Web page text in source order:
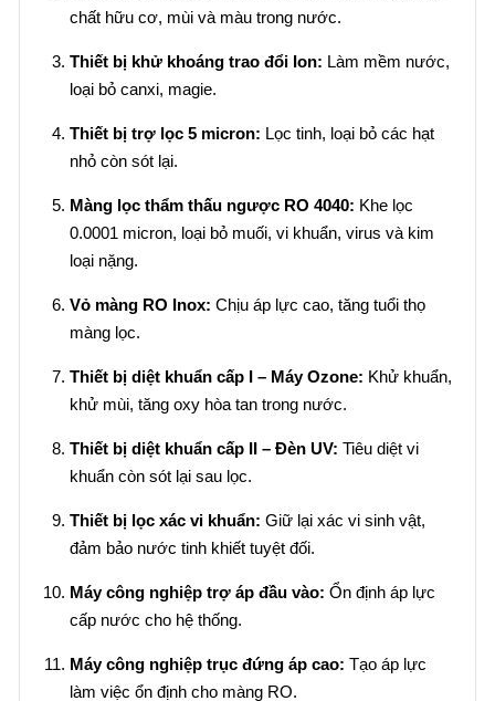
chất hữu cơ, mùi và màu trong nước.
Thiết bị khử khoáng trao đổi Ion: Làm mềm nước,
loại bỏ canxi, magie.
Thiết bị trợ lọc 5 micron: Lọc tinh, loại bỏ các hạt
nhỏ còn sót lại.
Màng lọc thẩm thấu ngược RO 4040: Khe lọc
0.0001 micron, loại bỏ muối, vi khuẩn, virus và kim
loại nặng.
Vỏ màng RO Inox: Chịu áp lực cao, tăng tuổi thọ
màng lọc.
Thiết bị diệt khuẩn cấp I – Máy Ozone: Khử khuẩn,
khử mùi, tăng oxy hòa tan trong nước.
Thiết bị diệt khuẩn cấp II – Đèn UV: Tiêu diệt vi
khuẩn còn sót lại sau lọc.
Thiết bị lọc xác vi khuẩn: Giữ lại xác vi sinh vật,
đảm bảo nước tinh khiết tuyệt đối.
Máy công nghiệp trợ áp đầu vào: Ổn định áp lực
cấp nước cho hệ thống.
Máy công nghiệp trục đứng áp cao: Tạo áp lực
làm việc ổn định cho màng RO.